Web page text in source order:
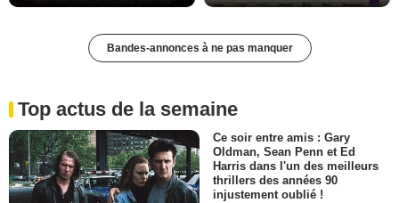
Bandes-annonces à ne pas manquer
Top actus de la semaine
Ce soir entre amis : Gary
Oldman, Sean Penn et Ed
Harris dans l'un des meilleurs
thrillers des années 90
injustement oublié !